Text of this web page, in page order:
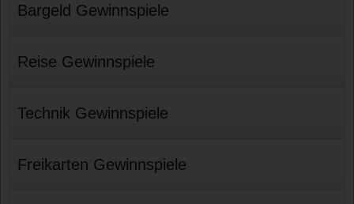
Bargeld Gewinnspiele
Reise Gewinnspiele
Technik Gewinnspiele
Freikarten Gewinnspiele